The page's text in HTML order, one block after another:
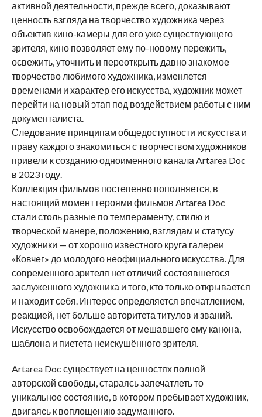
активной деятельности, прежде всего, доказывают
ценность взгляда на творчество художника через
объектив кино-камеры для его уже существующего
зрителя, кино позволяет ему по-новому пережить,
освежить, уточнить и переоткрыть давно знакомое
творчество любимого художника, изменяется
временами и характер его искусства, художник может
перейти на новый этап под воздействием работы с ним
документалиста.
Следование принципам общедоступности искусства и
праву каждого знакомиться с творчеством художников
привели к созданию одноименного канала Artarea Doc
в 2023 году.
Коллекция фильмов постепенно пополняется, в
настоящий момент героями фильмов Artarea Doc
стали столь разные по темпераменту, стилю и
творческой манере, положению, взглядам и статусу
художники — от хорошо известного круга галереи
«Ковчег» до молодого неофициального искусства. Для
современного зрителя нет отличий состоявшегося
заслуженного художника и того, кто только открывается
и находит себя. Интерес определяется впечатлением,
реакцией, нет больше авторитета титулов и званий.
Искусство освобождается от мешавшего ему канона,
шаблона и пиетета неискушённого зрителя.
Artarea Doc существует на ценностях полной
авторской свободы, стараясь запечатлеть то
уникальное состояние, в котором пребывает художник,
двигаясь к воплощению задуманного.